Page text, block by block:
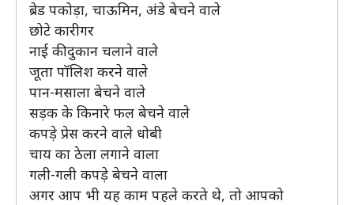
ब्रेड पकोड़ा, चाऊमिन, अंडे बेचने वाले
छोटे कारीगर
नाई की दुकान चलाने वाले
जूता पॉलिश करने वाले
पान-मसाला बेचने वाले
सड़क के किनारे फल बेचने वाले
कपड़े प्रेस करने वाले धोबी
चाय का ठेला लगाने वाला
गली-गली कपड़े बेचने वाला
अगर आप भी यह काम पहले करते थे, तो आपको